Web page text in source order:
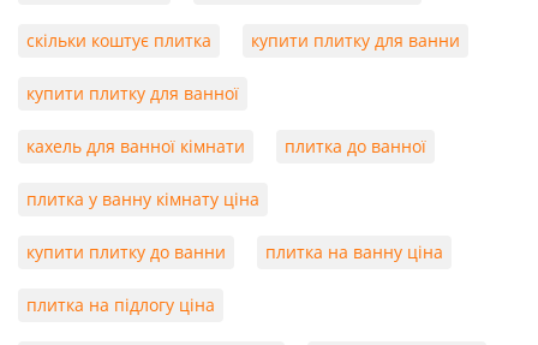
скільки коштує плитка купити плитку для ванни
купити плитку для ванної
кахель для ванної кімнати плитка до ванної
плитка у ванну кімнату ціна
купити плитку до ванни плитка на ванну ціна
плитка на підлогу ціна